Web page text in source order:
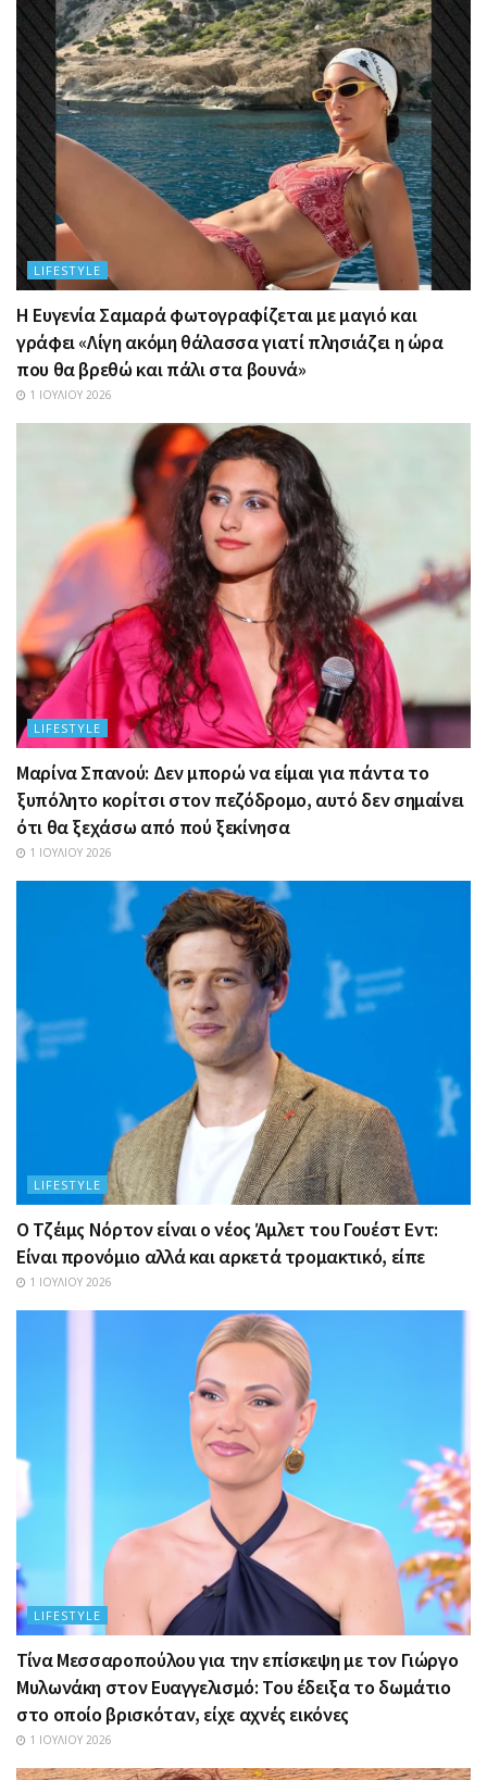
LIFESTYLE
Η Ευγενία Σαμαρά φωτογραφίζεται με μαγιό και
γράφει «Λίγη ακόμη θάλασσα γιατί πλησιάζει η ώρα
που θα βρεθώ και πάλι στα βουνά»
1 ΙΟΥΛΊΟΥ 2026
LIFESTYLE
Μαρίνα Σπανού: Δεν μπορώ να είμαι για πάντα το
ξυπόλητο κορίτσι στον πεζόδρομο, αυτό δεν σημαίνει
ότι θα ξεχάσω από πού ξεκίνησα
1 ΙΟΥΛΊΟΥ 2026
LIFESTYLE
Ο Τζέιμς Νόρτον είναι ο νέος Άμλετ του Γουέστ Εντ:
Είναι προνόμιο αλλά και αρκετά τρομακτικό, είπε
1 ΙΟΥΛΊΟΥ 2026
LIFESTYLE
Τίνα Μεσσαροπούλου για την επίσκεψη με τον Γιώργο
Μυλωνάκη στον Ευαγγελισμό: Του έδειξα το δωμάτιο
στο οποίο βρισκόταν, είχε αχνές εικόνες
1 ΙΟΥΛΊΟΥ 2026